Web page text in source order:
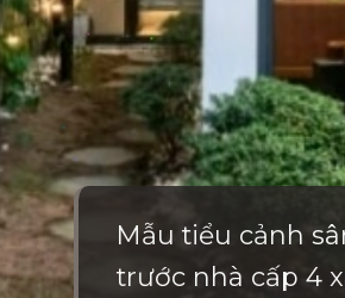
Mẫu tiểu cảnh
trước nhà cấp 4